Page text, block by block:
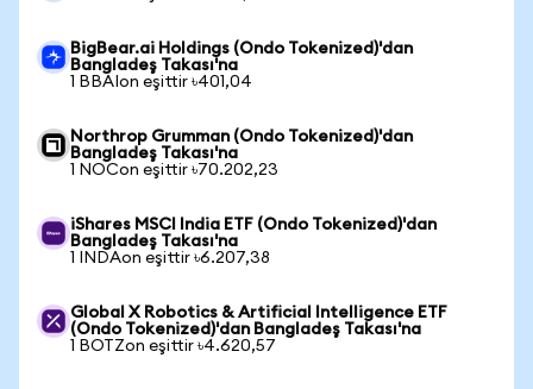
BigBear.ai Holdings (Ondo Tokenized)'dan
Bangladeş Takası'na
1 BBAIon eşittir ৳401,04
Northrop Grumman (Ondo Tokenized)'dan
Bangladeş Takası'na
1 NOCon eşittir ৳70.202,23
iShares MSCI India ETF (Ondo Tokenized)'dan
Bangladeş Takası'na
1 INDAon eşittir ৳6.207,38
Global X Robotics & Artificial Intelligence ETF
(Ondo Tokenized)'dan Bangladeş Takası'na
1 BOTZon eşittir ৳4.620,57